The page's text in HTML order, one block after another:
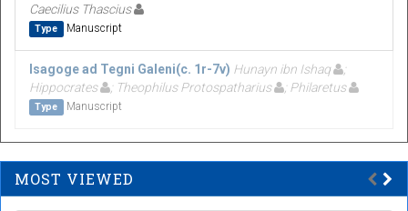
Caecilius Thascius
Type Manuscript
Isagoge ad Tegni Galeni(c. 1r-7v) Hunayn ibn Ishaq
Hippocrates
; Theophilus Protospatharius ; Philaretus
Type Manuscript
MOST VIEWED